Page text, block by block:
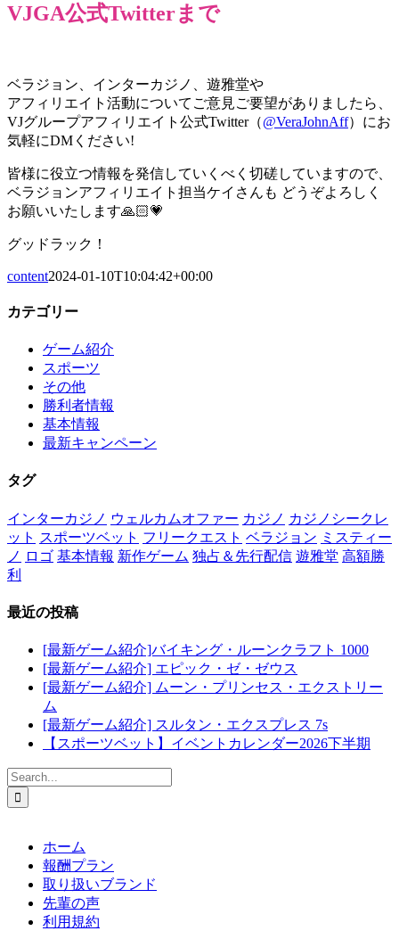
VJGA公式Twitterまで
ベラジョン、インターカジノ、遊雅堂や
アフィリエイト活動についてご意見ご要望がありましたら、
VJグループアフィリエイト公式Twitter（@VeraJohnAff）にお
気軽にDMください!
皆様に役立つ情報を発信していくべく切磋していますので、
ベラジョンアフィリエイト担当ケイさんも どうぞよろしく
お願いいたします🙏🏻💗
グッドラック！
content2024-01-10T10:04:42+00:00
カテゴリー
ゲーム紹介
スポーツ
その他
勝利者情報
基本情報
最新キャンペーン
タグ
インターカジノ ウェルカムオファー カジノ カジノシークレ
ット スポーツベット フリークエスト ベラジョン ミスティー
ノ ロゴ 基本情報 新作ゲーム 独占＆先行配信 遊雅堂 高額勝
利
最近の投稿
[最新ゲーム紹介]バイキング・ルーンクラフト 1000
[最新ゲーム紹介] エピック・ゼ・ゼウス
[最新ゲーム紹介] ムーン・プリンセス・エクストリー
ム
[最新ゲーム紹介] スルタン・エクスプレス 7s
【スポーツベット】イベントカレンダー2026下半期
Search
for:
ホーム
報酬プラン
取り扱いブランド
先輩の声
利用規約